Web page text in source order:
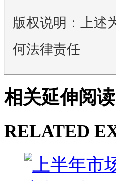
版权说明：上述
何法律责任
相关延伸阅读
RELATED